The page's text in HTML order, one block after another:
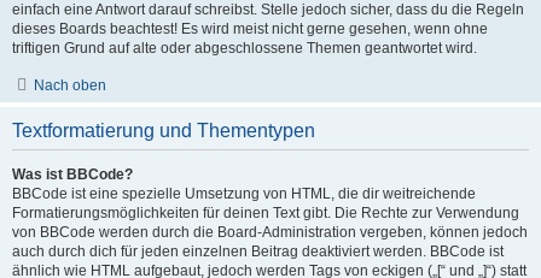
einfach eine Antwort darauf schreibst. Stelle jedoch sicher, dass du die Regeln
dieses Boards beachtest! Es wird meist nicht gerne gesehen, wenn ohne
triftigen Grund auf alte oder abgeschlossene Themen geantwortet wird.
Nach oben
Textformatierung und Thementypen
Was ist BBCode?
BBCode ist eine spezielle Umsetzung von HTML, die dir weitreichende
Formatierungsmöglichkeiten für deinen Text gibt. Die Rechte zur Verwendung
von BBCode werden durch die Board-Administration vergeben, können jedoch
auch durch dich für jeden einzelnen Beitrag deaktiviert werden. BBCode ist
ähnlich wie HTML aufgebaut, jedoch werden Tags von eckigen („[“ und „]“) statt